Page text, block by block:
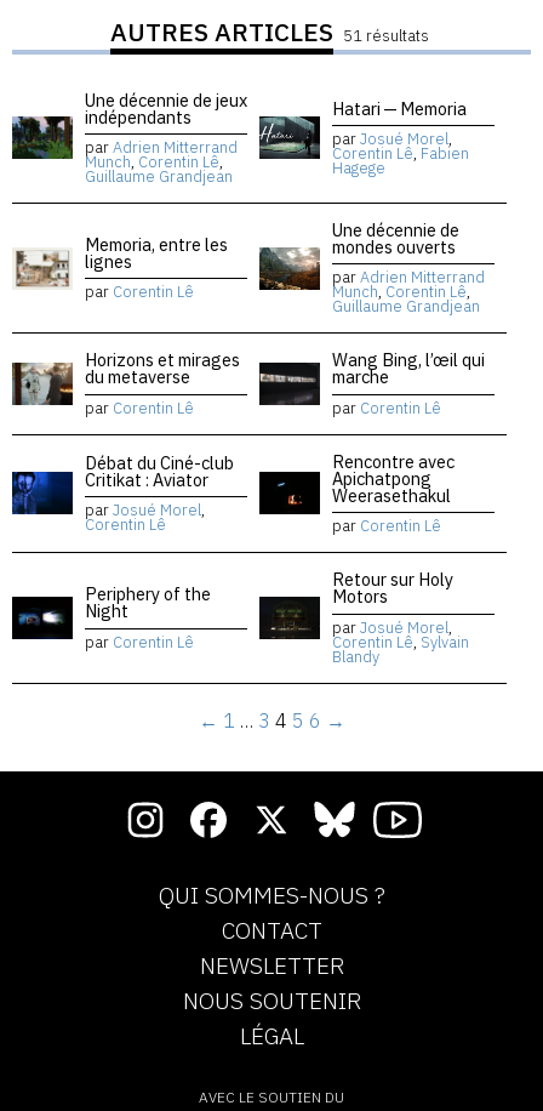
AUTRES ARTICLES 51 résultats
Une décennie de jeux
indépendants
parAdrien Mitterrand
Munch, Corentin Lê,
Guillaume Grandjean
Hatari — Memoria
parJosué Morel,
Corentin Lê, Fabien
Hagege
Memoria, entre les
lignes
par Corentin Lê
Une décennie de
mondes ouverts
parAdrien Mitterrand
Munch, Corentin Lê,
Guillaume Grandjean
Horizons et mirages
du metaverse
par Corentin Lê
Wang Bing, l’œil qui
marche
par Corentin Lê
Débat du Ciné-club
Critikat : Aviator
parJosué Morel,
Corentin Lê
Rencontre avec
Apichatpong
Weerasethakul
par Corentin Lê
Periphery of the
Night
par Corentin Lê
Retour sur Holy
Motors
parJosué Morel,
Corentin Lê, Sylvain
Blandy
← 1 … 3 4 5 6 →
QUI SOMMES-NOUS ?
CONTACT
NEWSLETTER
NOUS SOUTENIR
LÉGAL
AVEC LE SOUTIEN DU